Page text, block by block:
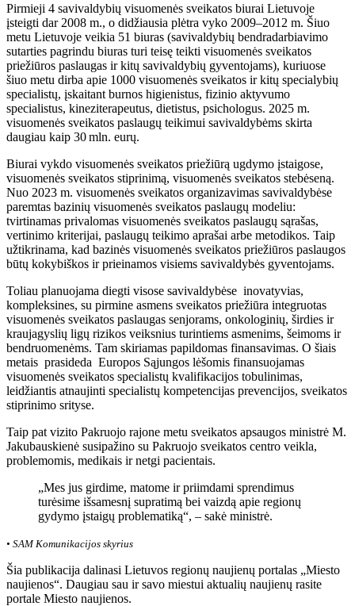
Pirmieji 4 savivaldybių visuomenės sveikatos biurai Lietuvoje
įsteigti dar 2008 m., o didžiausia plėtra vyko 2009–2012 m. Šiuo
metu Lietuvoje veikia 51 biuras (savivaldybių bendradarbiavimo
sutarties pagrindu biuras turi teisę teikti visuomenės sveikatos
priežiūros paslaugas ir kitų savivaldybių gyventojams), kuriuose
šiuo metu dirba apie 1000 visuomenės sveikatos ir kitų specialybių
specialistų, įskaitant burnos higienistus, fizinio aktyvumo
specialistus, kineziterapeutus, dietistus, psichologus. 2025 m.
visuomenės sveikatos paslaugų teikimui savivaldybėms skirta
daugiau kaip 30 mln. eurų.
Biurai vykdo visuomenės sveikatos priežiūrą ugdymo įstaigose,
visuomenės sveikatos stiprinimą, visuomenės sveikatos stebėseną.
Nuo 2023 m. visuomenės sveikatos organizavimas savivaldybėse
paremtas bazinių visuomenės sveikatos paslaugų modeliu:
tvirtinamas privalomas visuomenės sveikatos paslaugų sąrašas,
vertinimo kriterijai, paslaugų teikimo aprašai arbe metodikos. Taip
užtikrinama, kad bazinės visuomenės sveikatos priežiūros paslaugos
būtų kokybiškos ir prieinamos visiems savivaldybės gyventojams.
Toliau planuojama diegti visose savivaldybėse inovatyvias,
kompleksines, su pirmine asmens sveikatos priežiūra integruotas
visuomenės sveikatos paslaugas senjorams, onkologinių, širdies ir
kraujagyslių ligų rizikos veiksnius turintiems asmenims, šeimoms ir
bendruomenėms. Tam skiriamas papildomas finansavimas. O šiais
metais prasideda Europos Sąjungos lėšomis finansuojamas
visuomenės sveikatos specialistų kvalifikacijos tobulinimas,
leidžiantis atnaujinti specialistų kompetencijas prevencijos, sveikatos
stiprinimo srityse.
Taip pat vizito Pakruojo rajone metu sveikatos apsaugos ministrė M.
Jakubauskienė susipažino su Pakruojo sveikatos centro veikla,
problemomis, medikais ir netgi pacientais.
„Mes jus girdime, matome ir priimdami sprendimus
turėsime išsamesnį supratimą bei vaizdą apie regionų
gydymo įstaigų problematiką“, – sakė ministrė.
• SAM Komunikacijos skyrius
Šia publikacija dalinasi Lietuvos regionų naujienų portalas „Miesto
naujienos“. Daugiau sau ir savo miestui aktualių naujienų rasite
portale Miesto naujienos.